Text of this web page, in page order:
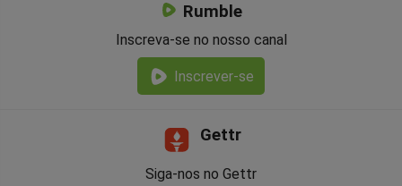
Rumble
Inscreva-se no nosso canal
Inscrever-se
Gettr
Siga-nos no Gettr